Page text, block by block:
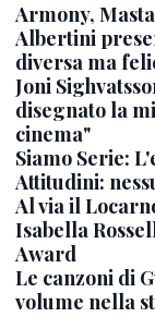
Armony,
Albertini
diversa ma
Joni
disegnato la
cinema"
Siamo Serie:
Attitudini:
Al via il
Isabella
Award
Le canzoni di
volume nella